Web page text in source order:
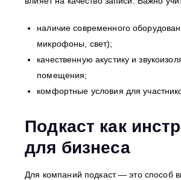
наличие современного
микрофоны, свет);
качественную акустику и
помещения;
комфортные условия для
Подкаст как
для бизнеса
Для компаний подкаст — это способ